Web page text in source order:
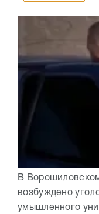
В
возбуждено
умышленного